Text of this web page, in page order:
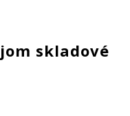
skladové